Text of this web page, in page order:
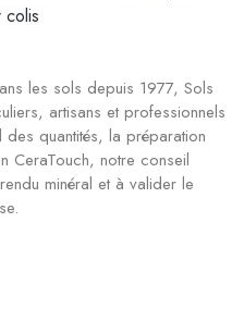
colis
les sols depuis 1977, Sols
artisans et professionnels
quantités, la préparation
CeraTouch, notre conseil
minéral et à valider le